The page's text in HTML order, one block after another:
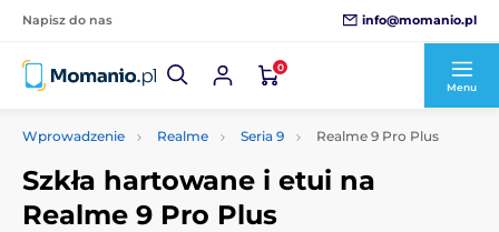
Napisz do nas info@momanio.pl
0
Menu
Wprowadzenie Realme Seria 9 Realme 9 Pro Plus
Szkła hartowane i etui na
Realme 9 Pro Plus